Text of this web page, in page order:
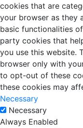
cookies that are
your browser as they
basic functionalities
party cookies that
you use this website.
browser only with
to opt-out of these
these cookies may
Necessary
Necessary
Always Enabled